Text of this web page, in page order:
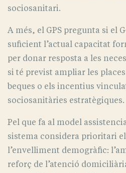
sociosanitari.
A més, el GPS pregunta si el
suficient l’actual capacitat
per donar resposta a les
si té previst ampliar les
beques o els incentius
sociosanitàries estratègiques.
Pel que fa al model
sistema considera prioritari
l’envelliment demogràfic:
reforç de l’atenció